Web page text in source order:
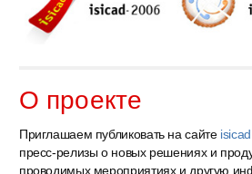
О проекте
Приглашаем публиковать на сайте
пресс-релизы о новых решениях и
проводимых мероприятиях и другую